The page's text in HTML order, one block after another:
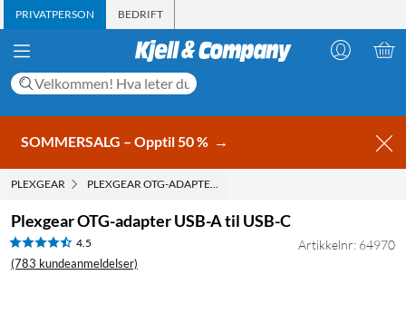
PRIVATPERSON BEDRIFT
SOMMERSALG – Opptil 50 % →
PLEXGEAR PLEXGEAR OTG-ADAPTER USB-A TIL USB-C
Plexgear OTG-adapter USB-A til USB-C
4.5
(783 kundeanmeldelser)
Artikkelnr: 64970